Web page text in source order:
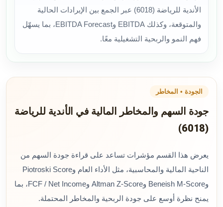
الأندية للرياضة (6018) عبر الجمع بين الإيرادات الحالية
والمتوقعة، وكذلك EBITDA وEBITDA Forecast، بما يسهّل
فهم النمو والربحية التشغيلية معًا.
الجودة • المخاطر
جودة السهم والمخاطر المالية في الأندية للرياضة
(6018)
يعرض هذا القسم مؤشرات تساعد على قراءة جودة السهم من
الناحية المالية والمحاسبية، مثل الأداء العام وPiotroski Score
وBeneish M-Score وAltman Z-Score وFCF / Net Income، بما
يمنح نظرة أوسع على جودة الربحية والمخاطر المحتملة.